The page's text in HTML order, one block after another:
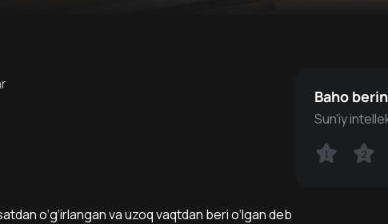
o‘g‘irlangan va uzoq vaqtdan beri o‘lgan deb
Baho
Sun'iy
1 2
1 2